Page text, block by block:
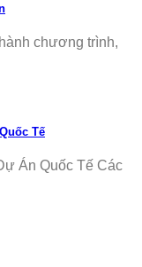
chương trình,
Tế
Án Quốc Tế Các